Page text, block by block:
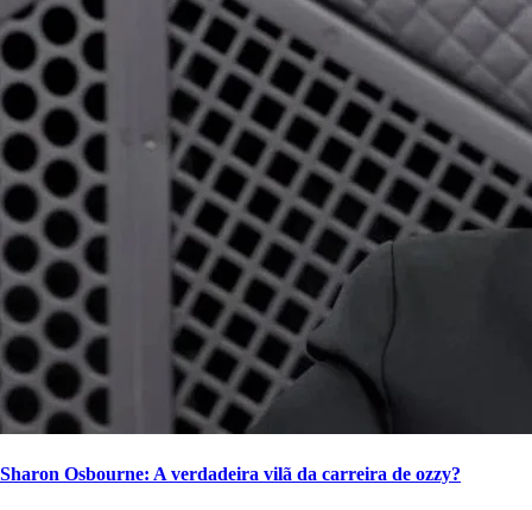
Sharon Osbourne: A verdadeira vilã da carreira de ozzy?